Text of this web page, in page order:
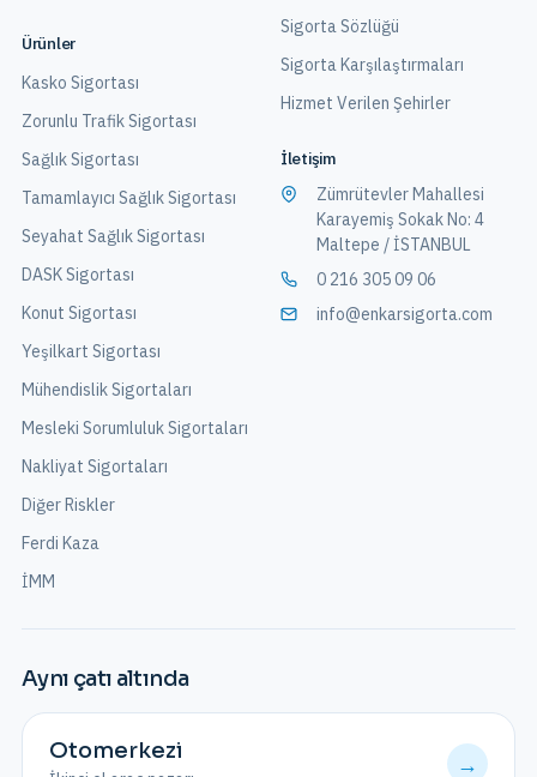
Ürünler
Kasko Sigortası
Zorunlu Trafik Sigortası
Sağlık Sigortası
Tamamlayıcı Sağlık Sigortası
Seyahat Sağlık Sigortası
DASK Sigortası
Konut Sigortası
Yeşilkart Sigortası
Mühendislik Sigortaları
Mesleki Sorumluluk Sigortaları
Nakliyat Sigortaları
Diğer Riskler
Ferdi Kaza
İMM
Sigorta Sözlüğü
Sigorta Karşılaştırmaları
Hizmet Verilen Şehirler
İletişim
Zümrütevler Mahallesi
Karayemiş Sokak No: 4
Maltepe / İSTANBUL
0 216 305 09 06
info@enkarsigorta.com
Aynı çatı altında
Otomerkezi →